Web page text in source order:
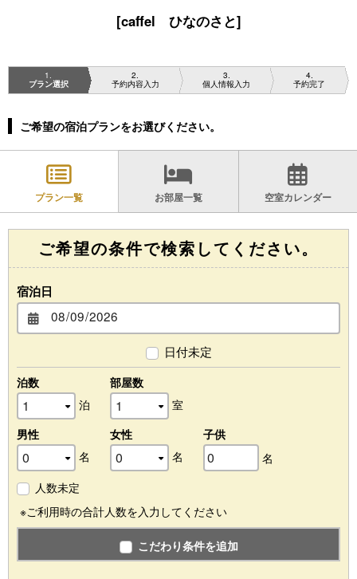
[caffel ひなのさと]
1
プラン選択
2
予約内容入力
3
個人情報入力
4
予約完了
ご希望の宿泊プランをお選びください。
プラン一覧 お部屋一覧 空室カレンダー
ご希望の条件で検索してください。
宿泊日
日付未定
泊数
泊
部屋数
室
男性
名
女性
名
子供
名
人数未定
※ご利用時の合計人数を入力してください
こだわり条件を追加